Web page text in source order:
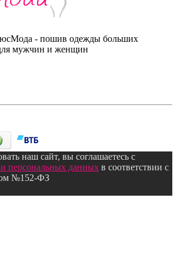
- пошив одежды больших
мужчин и женщин
наш сайт, вы соглашаетесь с
персональных данных в соответствии с
№152-ФЗ